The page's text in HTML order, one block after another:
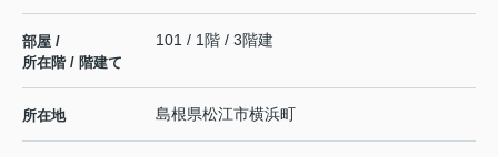
部屋 /
所在階 / 階建て
101 / 1階 / 3階建
所在地 島根県松江市横浜町